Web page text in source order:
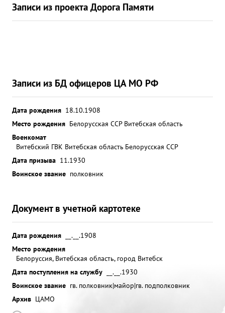
Записи из проекта Дорога Памяти
Записи из БД офицеров ЦА МО РФ
Дата рождения 18.10.1908
Место рождения Белорусская ССР Витебская область
Военкомат
Витебский ГВК Витебская область Белорусская ССР
Дата призыва 11.1930
Воинское звание полковник
Документ в учетной картотеке
Дата рождения
__.__.1908
Место рождения
Белоруссия, Витебская область, город Витебск
Дата поступления на службу
__.__.1930
Воинское звание гв. полковник|майор|гв. подполковник
Архив ЦАМО